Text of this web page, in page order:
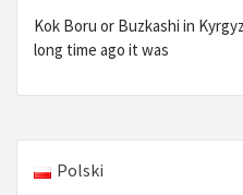
Kok Boru or Buzkashi in
long time ago it was
Polski